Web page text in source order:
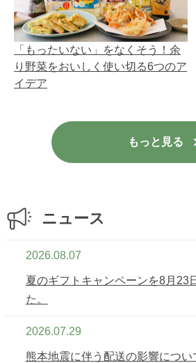
をなくそう！余
使い切る6つのア
オイル・調
る健康習慣
もっと見る
2026.08.07
夏のギフトキャンペーンを8月23
た。
2026.07.29
熊本地震に伴う配送の影響につい